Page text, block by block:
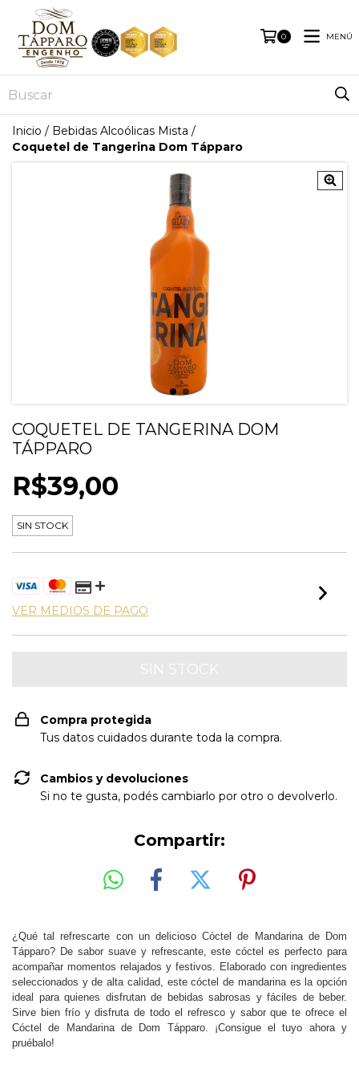
0 MENÚ
Inicio / Bebidas Alcoólicas Mista /
Coquetel de Tangerina Dom Tápparo
COQUETEL DE TANGERINA DOM
TÁPPARO
R$39,00
SIN STOCK
VER MEDIOS DE PAGO
Compra protegida
Tus datos cuidados durante toda la compra.
Cambios y devoluciones
Si no te gusta, podés cambiarlo por otro o devolverlo.
Compartir:
¿Qué tal refrescarte con un delicioso Cóctel de Mandarina de Dom
Tápparo? De sabor suave y refrescante, este cóctel es perfecto para
acompañar momentos relajados y festivos. Elaborado con ingredientes
seleccionados y de alta calidad, este cóctel de mandarina es la opción
ideal para quienes disfrutan de bebidas sabrosas y fáciles de beber.
Sirve bien frío y disfruta de todo el refresco y sabor que te ofrece el
Cóctel de Mandarina de Dom Tápparo. ¡Consigue el tuyo ahora y
pruébalo!